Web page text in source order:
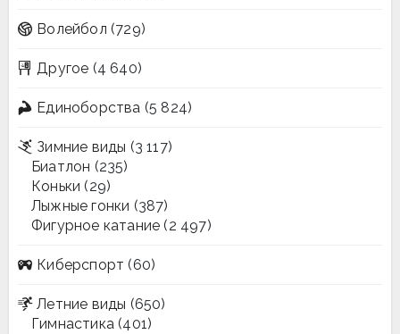
Волейбол (729)
Другое (4 640)
Единоборства (5 824)
Зимние виды (3 117)
Биатлон (235)
Коньки (29)
Лыжные гонки (387)
Фигурное катание (2 497)
Киберспорт (60)
Летние виды (650)
Гимнастика (401)